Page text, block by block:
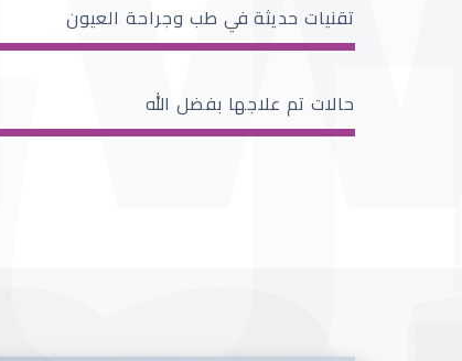
تقنيات حديثة في طب وجراحة العيون
حالات تم علاجها بفضل الله